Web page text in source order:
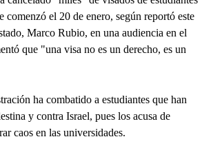
comenzó el 20 de enero, según reportó este
Marco Rubio, en una audiencia en el
que "una visa no es un derecho, es un
ha combatido a estudiantes que han
y contra Israel, pues los acusa de
caos en las universidades.